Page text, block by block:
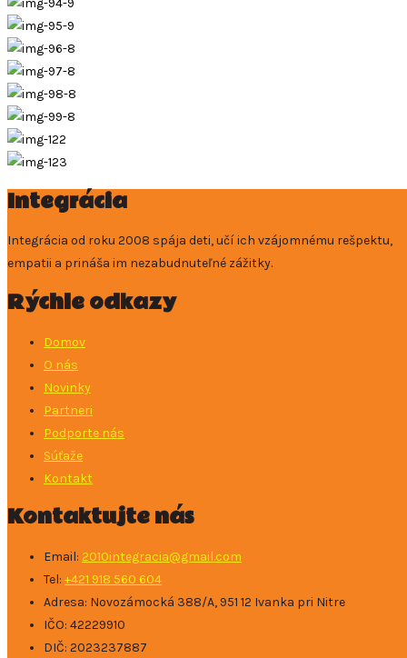
Integrácia
Integrácia od roku 2008 spája deti, učí ich vzájomnému rešpektu,
empatii a prináša im nezabudnuteľné zážitky.
Rýchle odkazy
Domov
O nás
Novinky
Partneri
Podporte nás
Súťaže
Kontakt
Kontaktujte nás
Email: 2010integracia@gmail.com
Tel: +421 918 560 604
Adresa: ​Novozámocká 388/A, 951 12 Ivanka pri Nitre
IČO: 42229910
DIČ: 2023237887